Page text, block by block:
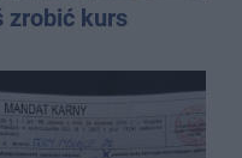
zrobić kurs